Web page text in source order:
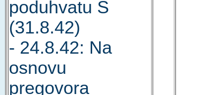
poduhvatu S
(31.8.42)
- 24.8.42: Na
osnovu
pregovora